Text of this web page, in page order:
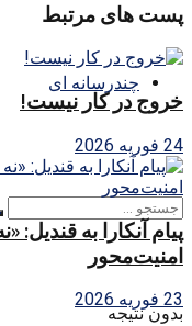
چندرسانه ای
بدون نتیجه
پست های مرتبط
خروج در کار نیست!
24 فوریه 2026
پیام آنکارا به قندیل:
امنیت‌محور
23 فوریه 2026